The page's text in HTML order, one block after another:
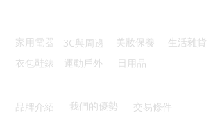
商品型號：p01_05245074
主要材質：ABS
商品重量(g)：20
產地名稱：中國大陸
家用電器 3C與周邊 美妝保養
生活雜貨
衣包鞋錶
運動戶外 日用品
品牌介紹 我們的優勢 交易條件